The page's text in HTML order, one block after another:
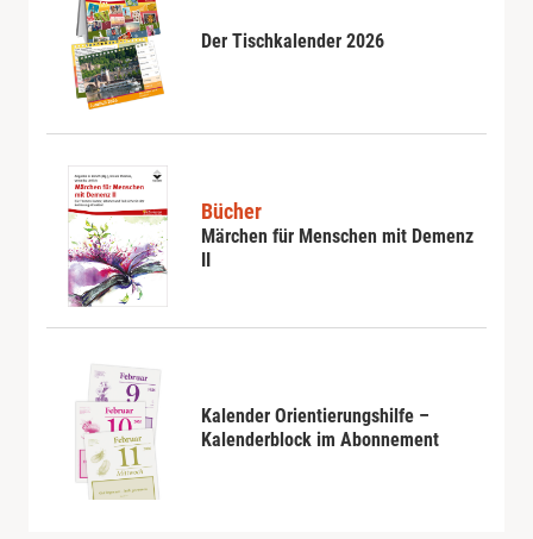
Der Tischkalender 2026
Bücher
Märchen für Menschen mit Demenz
II
Kalender Orientierungshilfe –
Kalenderblock im Abonnement